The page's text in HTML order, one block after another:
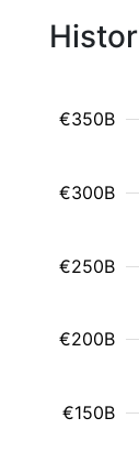
€150B
€200B
€250B
€300B
€350B